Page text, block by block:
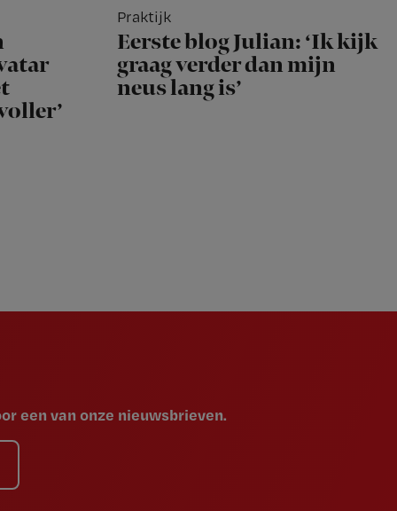
Praktijk
Eerste blog Julian: ‘Ik kijk
graag verder dan mijn
neus lang is’
een van onze nieuwsbrieven.